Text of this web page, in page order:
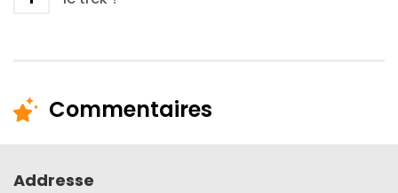
Commentaires
Addresse